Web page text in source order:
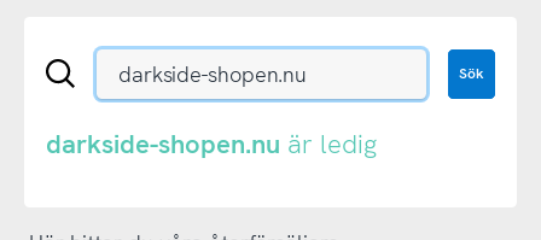
Sök
eller
Sök
darkside-shopen.nu är ledig